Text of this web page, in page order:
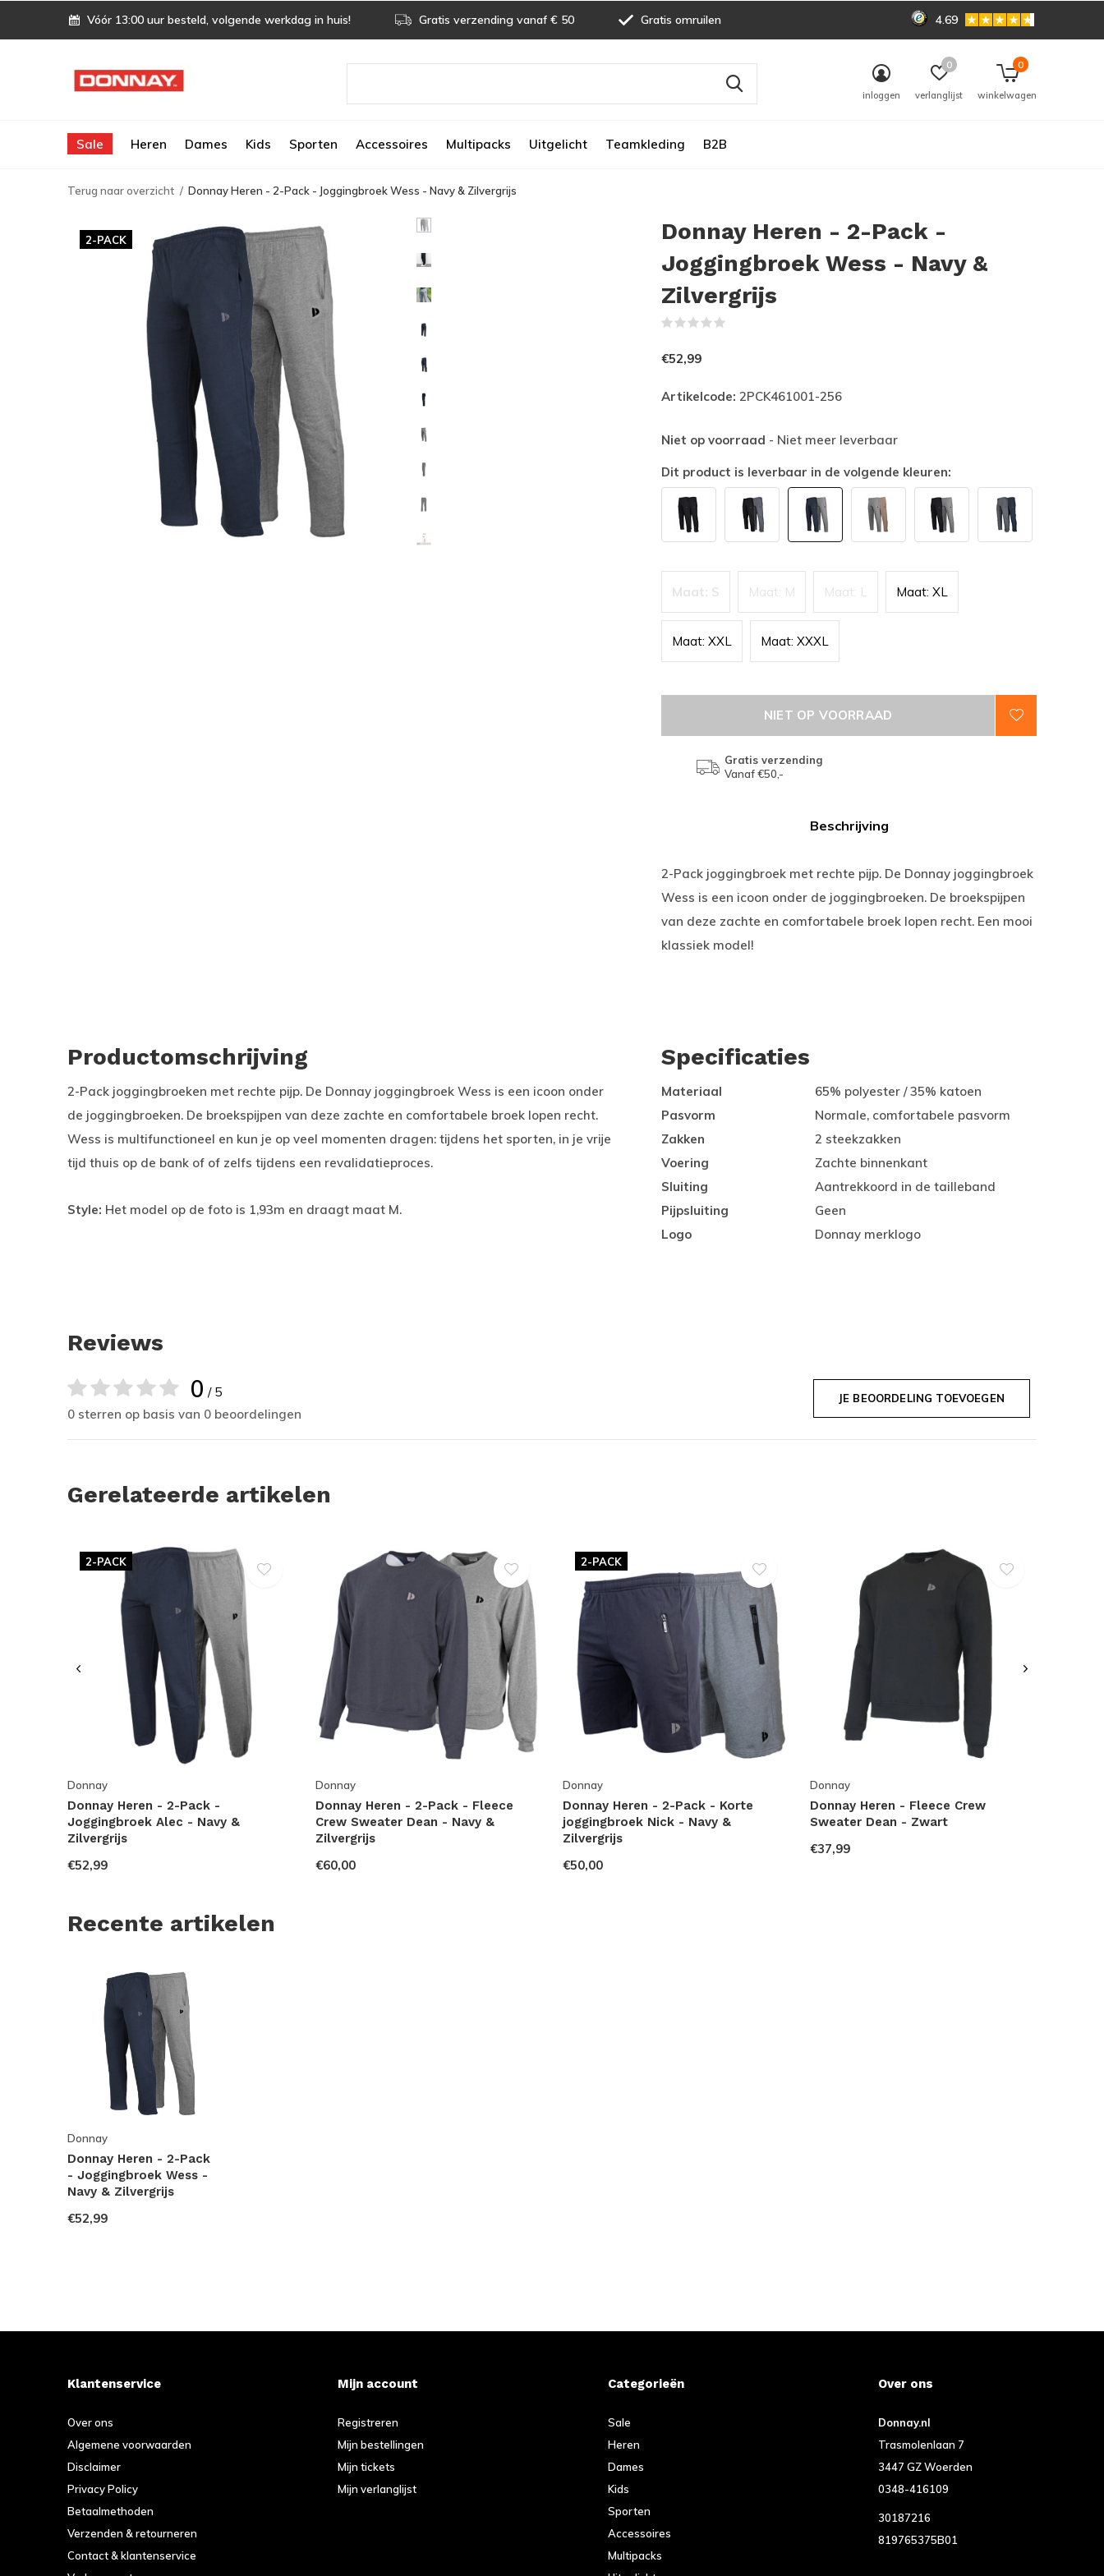
Sale Heren Dames Kids Sporten Accessoires Multipacks Uitgelicht Teamkleding B2B
inloggen verlanglijst
0
winkelwagen
0
Vóór 13:00 uur besteld, volgende werkdag in huis! Gratis verzending vanaf € 50 Gratis omruilen 4.69
Terug naar overzicht Donnay Heren - 2-Pack - Joggingbroek Wess - Navy & Zilvergrijs
2-PACK
Donnay Heren - 2-Pack -
Joggingbroek Wess - Navy &
Zilvergrijs
€52,99
Artikelcode: 2PCK461001-256
Niet op voorraad - Niet meer leverbaar
Dit product is leverbaar in de volgende kleuren:
Maat: S Maat: M Maat: L Maat: XL
Maat: XXL Maat: XXXL
NIET OP VOORRAAD
Gratis verzending
Vanaf €50,-
Beschrijving
2-Pack joggingbroek met rechte pijp. De Donnay joggingbroek
Wess is een icoon onder de joggingbroeken. De broekspijpen
van deze zachte en comfortabele broek lopen recht. Een mooi
klassiek model!
Productomschrijving
2-Pack joggingbroeken met rechte pijp. De Donnay joggingbroek Wess is een icoon onder
de joggingbroeken. De broekspijpen van deze zachte en comfortabele broek lopen recht.
Wess is multifunctioneel en kun je op veel momenten dragen: tijdens het sporten, in je vrije
tijd thuis op de bank of of zelfs tijdens een revalidatieproces.
Style: Het model op de foto is 1,93m en draagt maat M.
Specificaties
Materiaal
65% polyester / 35% katoen
Pasvorm
Normale, comfortabele pasvorm
Zakken
2 steekzakken
Voering
Zachte binnenkant
Sluiting
Aantrekkoord in de tailleband
Pijpsluiting
Geen
Logo
Donnay merklogo
Reviews
0 / 5
0 sterren op basis van 0 beoordelingen
JE BEOORDELING TOEVOEGEN
Gerelateerde artikelen
2-PACK
Donnay
Donnay Heren - 2-Pack -
Joggingbroek Alec - Navy &
Zilvergrijs
€52,99
Donnay
Donnay Heren - 2-Pack - Fleece
Crew Sweater Dean - Navy &
Zilvergrijs
€60,00
2-PACK
Donnay
Donnay Heren - 2-Pack - Korte
joggingbroek Nick - Navy &
Zilvergrijs
€50,00
Donnay
Donnay Heren - Fleece Crew
Sweater Dean - Zwart
€37,99
Recente artikelen
Donnay
Donnay Heren - 2-Pack
- Joggingbroek Wess -
Navy & Zilvergrijs
€52,99
Klantenservice
Over ons
Algemene voorwaarden
Disclaimer
Privacy Policy
Betaalmethoden
Verzenden & retourneren
Contact & klantenservice
Mijn account
Registreren
Mijn bestellingen
Mijn tickets
Mijn verlanglijst
Categorieën
Sale
Heren
Dames
Kids
Sporten
Accessoires
Multipacks
Over ons
Donnay.nl
Trasmolenlaan 7
3447 GZ Woerden
0348-416109
30187216
819765375B01